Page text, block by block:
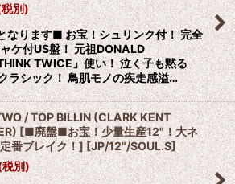
別)
なります■ お宝！シュリンク付！ 完全
ケ付US盤！ 元祖DONALD
TWICE」使い！ 泣く子も黙る
ラシック！ 鳥肌モノの疾走感溢…
/ TOP BILLIN (CLARK KENT
[■廃盤■お宝！少量生産12"！大ネ
番ブレイク！] [JP/12"/SOUL.S]
税別)